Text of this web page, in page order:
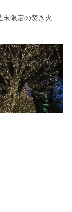
末限定の焚き火